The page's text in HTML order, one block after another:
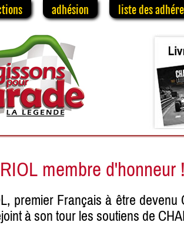
adhésion liste des
membre d'honneur
premier Français à être devenu
à son tour les soutiens de